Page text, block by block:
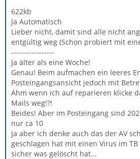
622kb
Ja Automatisch
Lieber nicht, damit sind alle nicht
entgültig weg (Schon probiert mit
-----------------
Ja älter als eine Woche!
Genau! Beim aufmachen ein leeres
Posteingangsansicht jedoch mit
Ähm wenn ich auf reparieren klicke
Mails weg!?!
Beides! Aber im Posteingang sind
nur ca 10
Ja aber ich denke auch das der AV
geschlagen hat mit einen Virus im
sicher was gelöscht hat...